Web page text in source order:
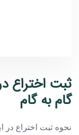
ثبت اختراع
گام به گام
نحوه ثبت اختراع